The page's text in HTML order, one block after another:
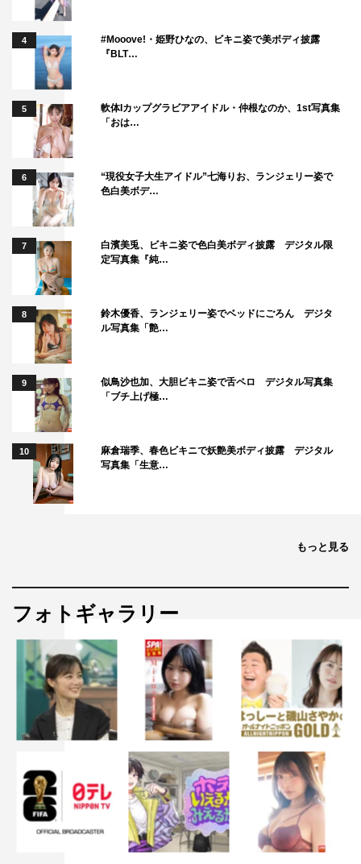
4
#Mooove!・姫野ひなの、ビキニ姿で美ボディ披露
『BLT…
5
軟体Iカップグラビアアイドル・仲根なのか、1st写真集
「おは…
6
“現役女子大生アイドル”七海りお、ランジェリー姿で
色白美ボデ…
7
白濱美兎、ビキニ姿で色白美ボディ披露 デジタル限
定写真集『純…
8
鈴木優香、ランジェリー姿でベッドにごろん デジタ
ル写真集「艶…
9
似鳥沙也加、大胆ビキニ姿で舌ペロ デジタル写真集
「ブチ上げ極…
10
麻倉瑞季、春色ビキニで妖艶美ボディ披露 デジタル
写真集「生意…
もっと見る
フォトギャラリー